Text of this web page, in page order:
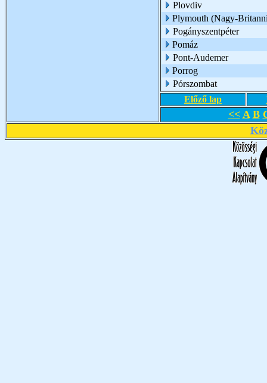
Plovdiv
Plymouth (Nagy-
Pogányszentpéter
Pomáz
Pont-Audemer
Porrog
Pórszombat
Előző lap
<< A B